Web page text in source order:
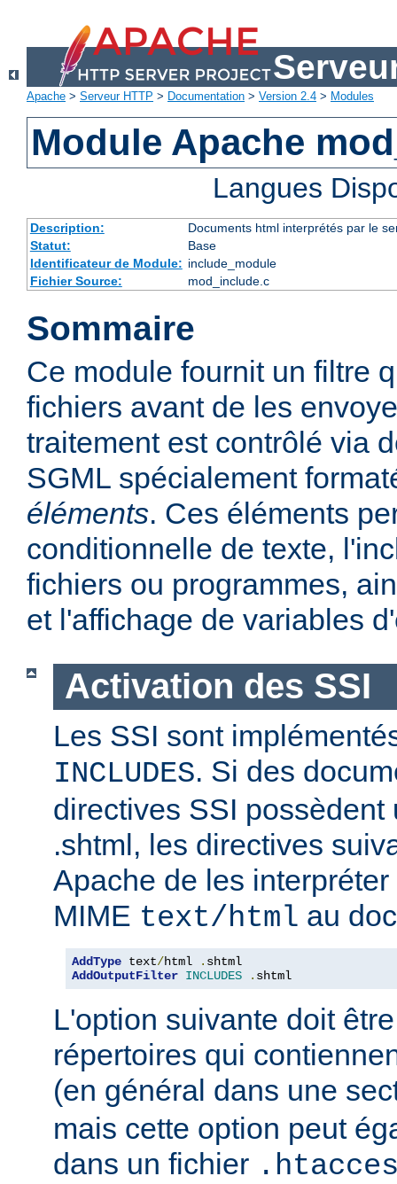
Apache > Serveur HTTP > Documentation > Version 2.4 > Modules
Module Apache
Langues
Description:
Documents html interprétés par le
Statut:
Base
Identificateur de Module: include_module
Fichier Source:
mod_include.c
Sommaire
Ce module fournit un filtre
fichiers avant de les
traitement est contrôlé via
SGML spécialement
éléments. Ces éléments
conditionnelle de texte,
fichiers ou programmes,
et l'affichage de variables
Activation des SSI
Les SSI sont
INCLUDES. Si des
directives SSI possèdent
.shtml, les directives
Apache de les
MIME text/html au
AddType text/html .
AddOutputFilter INCLUDES . shtml
L'option suivante doit
répertoires qui
(en général dans une
mais cette option peut
dans un fichier